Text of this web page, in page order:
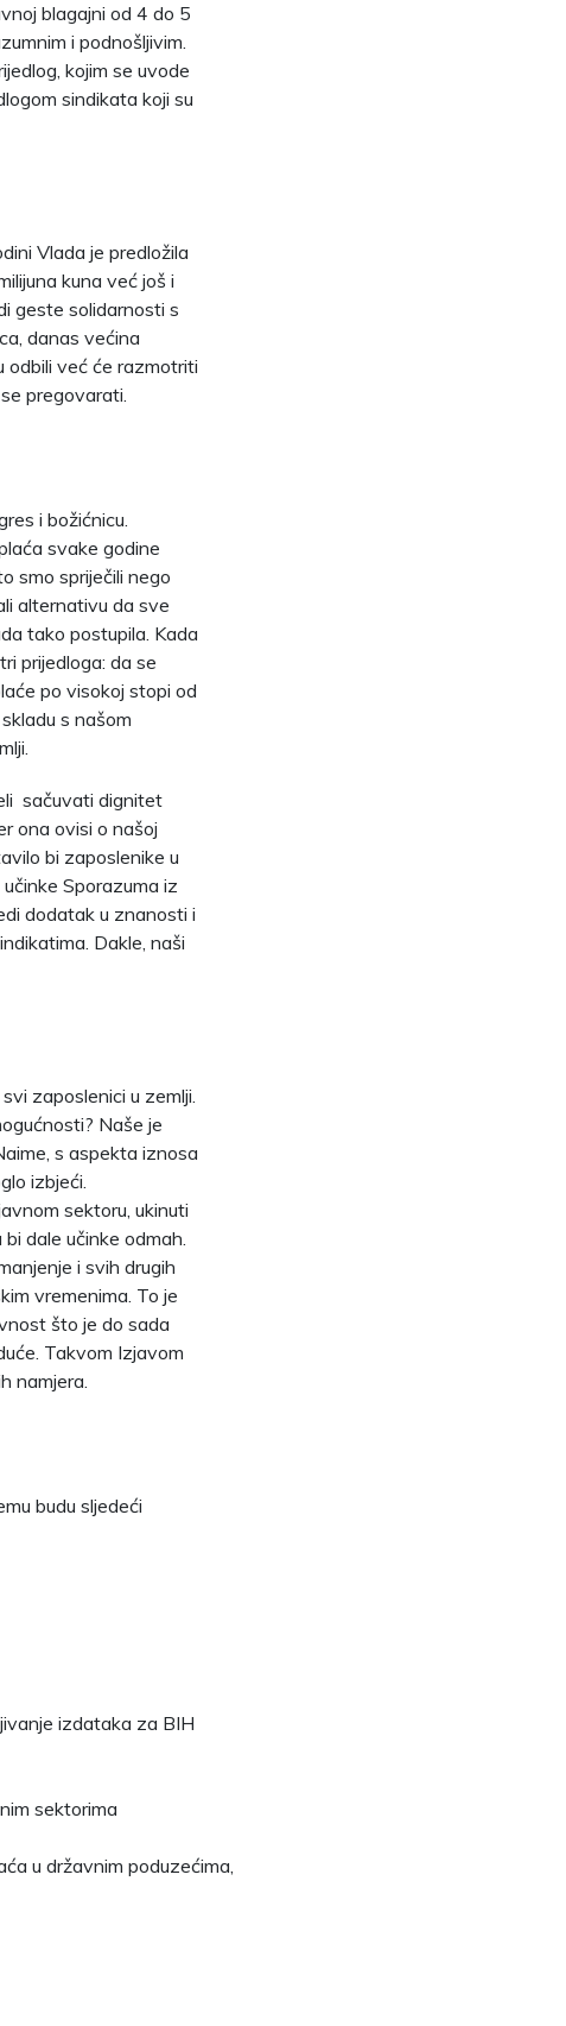
blagajni od 4 do 5
i podnošljivim.
kojim se uvode
sindikata koji su
Vlada je predložila
kuna već još i
geste solidarnosti s
danas većina
odbili već će razmotriti
pregovarati.
i božićnicu.
svake godine
smo spriječili nego
alternativu da sve
tako postupila. Kada
prijedloga: da se
po visokoj stopi od
s našom
sačuvati dignitet
ona ovisi o našoj
bi zaposlenike u
Sporazuma iz
dodatak u znanosti i
Dakle, naši
zaposlenici u zemlji.
Naše je
s aspekta iznosa
izbjeći.
sektoru, ukinuti
dale učinke odmah.
i svih drugih
vremenima. To je
što je do sada
Takvom Izjavom
namjera.
budu sljedeći
izdataka za BIH
sektorima
u državnim poduzećima,